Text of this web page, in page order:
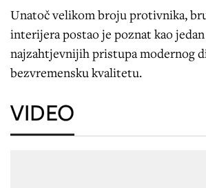
Unatoč velikom broju protivnika,
interijera postao je poznat kao
najzahtjevnijih pristupa modernog
bezvremensku kvalitetu.
VIDEO